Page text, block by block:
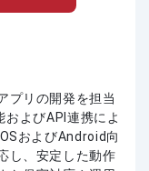
プリの開発を担当
よびAPI連携によ
およびAndroid向
し、安定した動作